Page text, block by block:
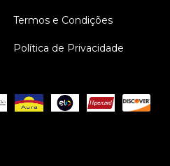
Termos e Condições
Política de Privacidade